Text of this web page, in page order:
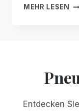
MEHR LESEN
EIN
Entdecken